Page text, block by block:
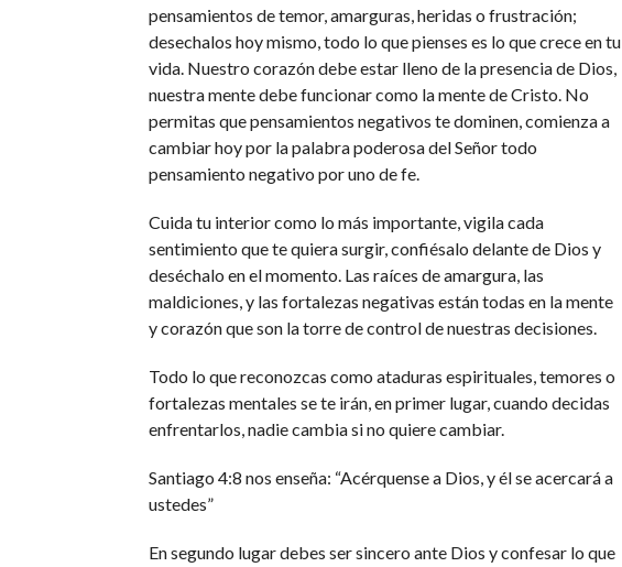
pensamientos de temor, amarguras, heridas o frustración;
desechalos hoy mismo, todo lo que pienses es lo que crece en tu
vida. Nuestro corazón debe estar lleno de la presencia de Dios,
nuestra mente debe funcionar como la mente de Cristo. No
permitas que pensamientos negativos te dominen, comienza a
cambiar hoy por la palabra poderosa del Señor todo
pensamiento negativo por uno de fe.
Cuida tu interior como lo más importante, vigila cada
sentimiento que te quiera surgir, confiésalo delante de Dios y
deséchalo en el momento. Las raíces de amargura, las
maldiciones, y las fortalezas negativas están todas en la mente
y corazón que son la torre de control de nuestras decisiones.
Todo lo que reconozcas como ataduras espirituales, temores o
fortalezas mentales se te irán, en primer lugar, cuando decidas
enfrentarlos, nadie cambia si no quiere cambiar.
Santiago 4:8 nos enseña: “Acérquense a Dios, y él se acercará a
ustedes”
En segundo lugar debes ser sincero ante Dios y confesar lo que